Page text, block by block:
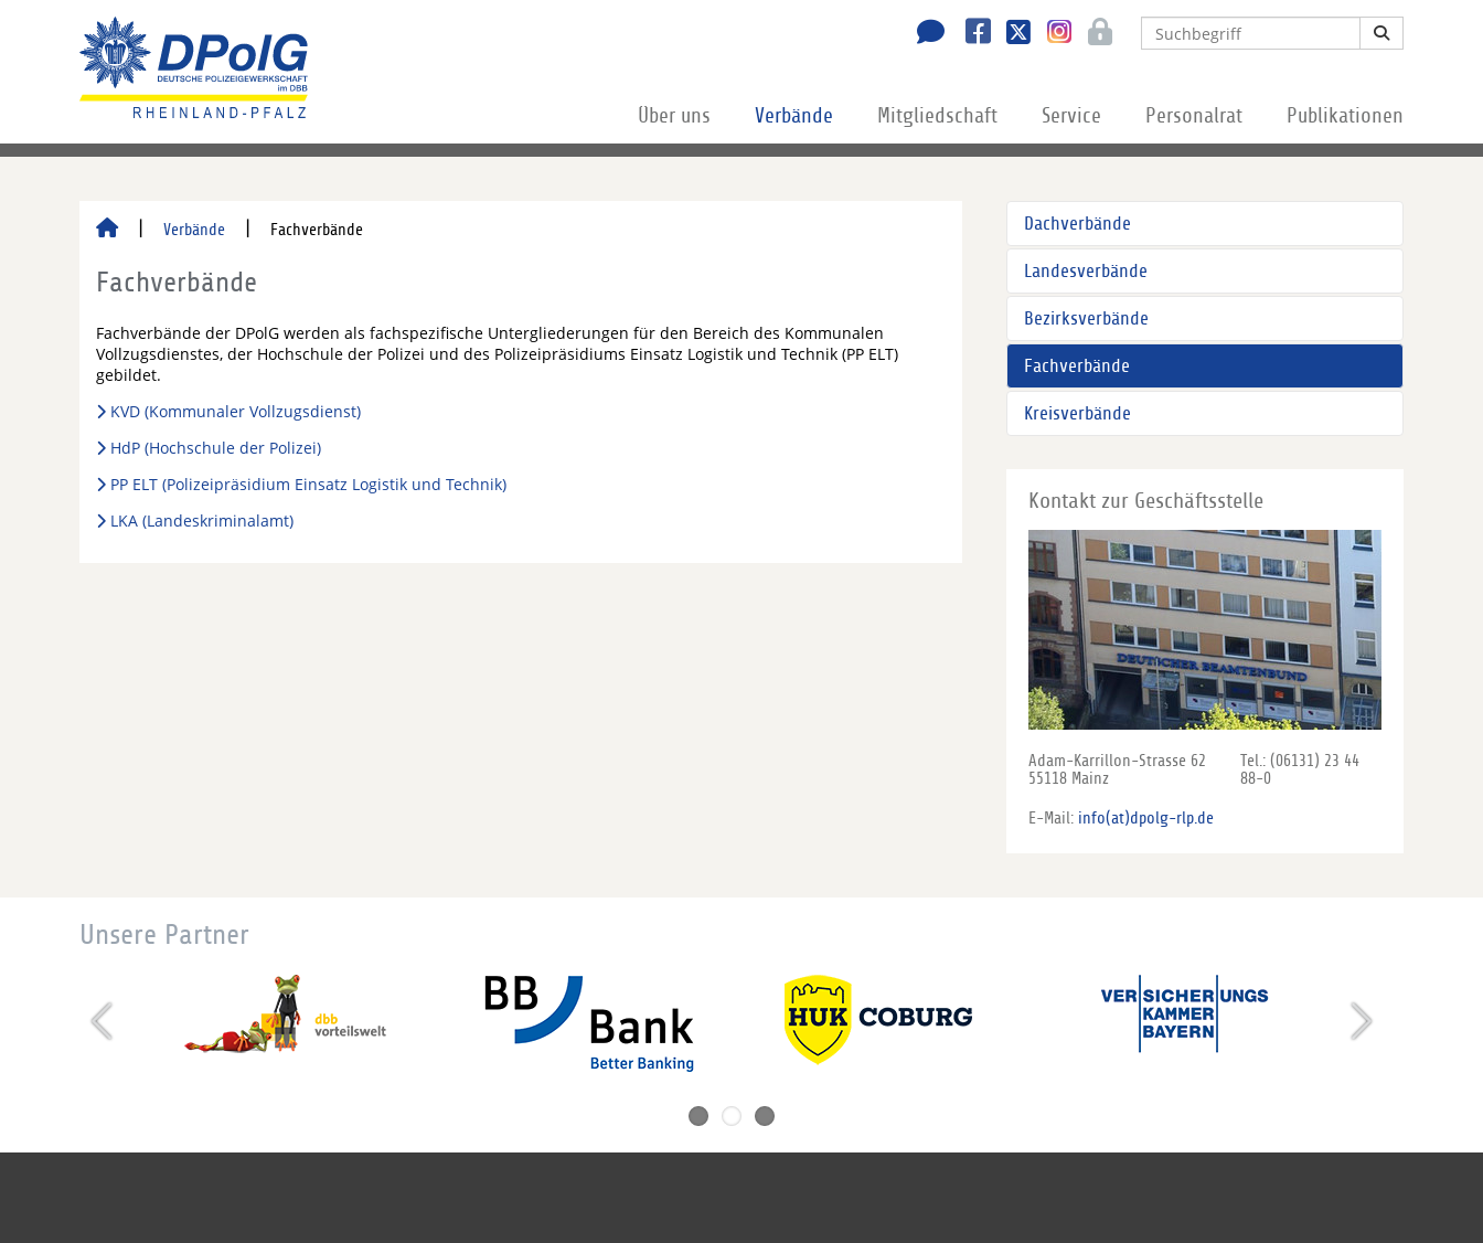
Über uns Verbände Mitgliedschaft Service Personalrat Publikationen
Verbände Fachverbände
Fachverbände
Fachverbände der DPolG werden als fachspezifische Untergliederungen für den Bereich des Kommunalen
Vollzugsdienstes, der Hochschule der Polizei und des Polizeipräsidiums Einsatz Logistik und Technik (PP ELT)
gebildet.
KVD (Kommunaler Vollzugsdienst)
HdP (Hochschule der Polizei)
PP ELT (Polizeipräsidium Einsatz Logistik und Technik)
LKA (Landeskriminalamt)
Dachverbände
Landesverbände
Bezirksverbände
Fachverbände
Kreisverbände
Kontakt zur Geschäftsstelle
Adam-Karrillon-Strasse 62
55118 Mainz
Tel.: (06131) 23 44
88-0
E-Mail: info(at)dpolg-rlp.de
Unsere Partner